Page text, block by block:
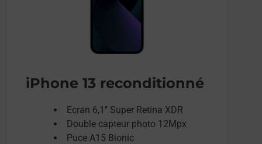
iPhone 13 reconditionné
Ecran 6,1’’ Super Retina XDR
Double capteur photo 12Mpx
Puce A15 Bionic